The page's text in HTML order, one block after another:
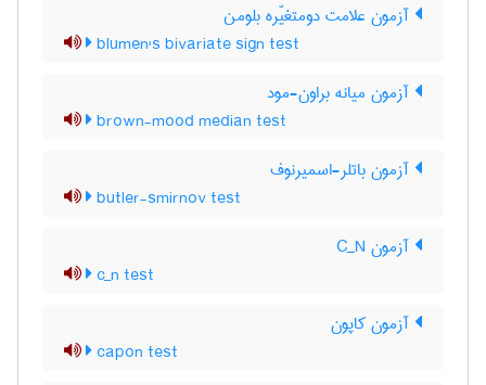
آزمون علامت دومتغیّره بلومن
blumen's bivariate sign test
آزمون میانه براون-مود
brown-mood median test
آزمون باتلر-اسمیرنوف
butler-smirnov test
آزمون C‌_‌N
c_n test
آزمون کاپون
capon test